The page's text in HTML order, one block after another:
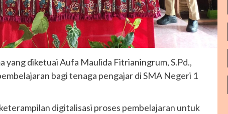
yang diketuai Aufa Maulida Fitrianingrum, S.Pd.,
bagi tenaga pengajar di SMA Negeri 1
digitalisasi proses pembelajaran untuk